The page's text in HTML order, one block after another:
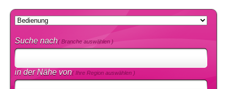
Suche nach( Branche auswählen )
in der Nähe von( Ihre Region auswählen )